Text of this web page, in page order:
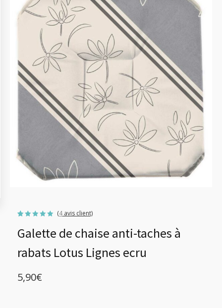
sur 5
basé sur
(4avis client)
Galette de chaise anti-taches à
rabats Lotus Lignes ecru
5,90€